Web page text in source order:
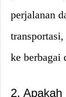
perjalanan
ke berbagai
2.